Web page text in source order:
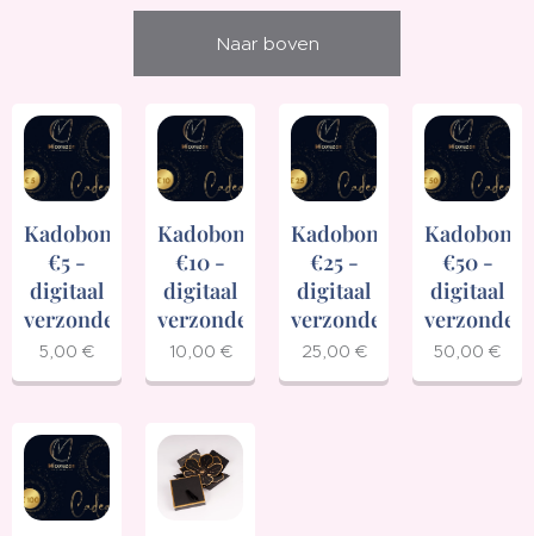
Naar boven
Kadobon
€5 -
digitaal
verzonden
5,00 €
Kadobon
€10 -
digitaal
verzonden
10,00 €
Kadobon
€25 -
digitaal
verzonden
25,00 €
Kadobon
€50 -
digitaal
verzonden
50,00 €